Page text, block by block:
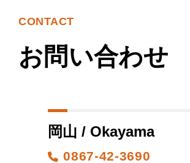
CONTACT
お問い合わせ
岡山 / Okayama
0867-42-3690